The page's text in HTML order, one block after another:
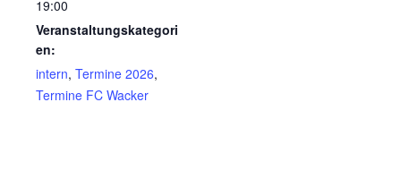
19:00
Veranstaltungskategori
en:
intern, Termine 2026,
Termine FC Wacker